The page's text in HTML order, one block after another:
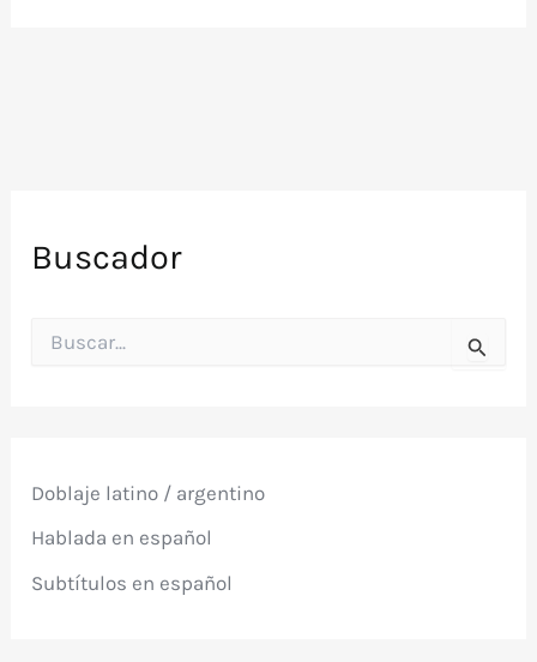
Buscador
o
:
Doblaje latino / argentino
Hablada en español
Subtítulos en español